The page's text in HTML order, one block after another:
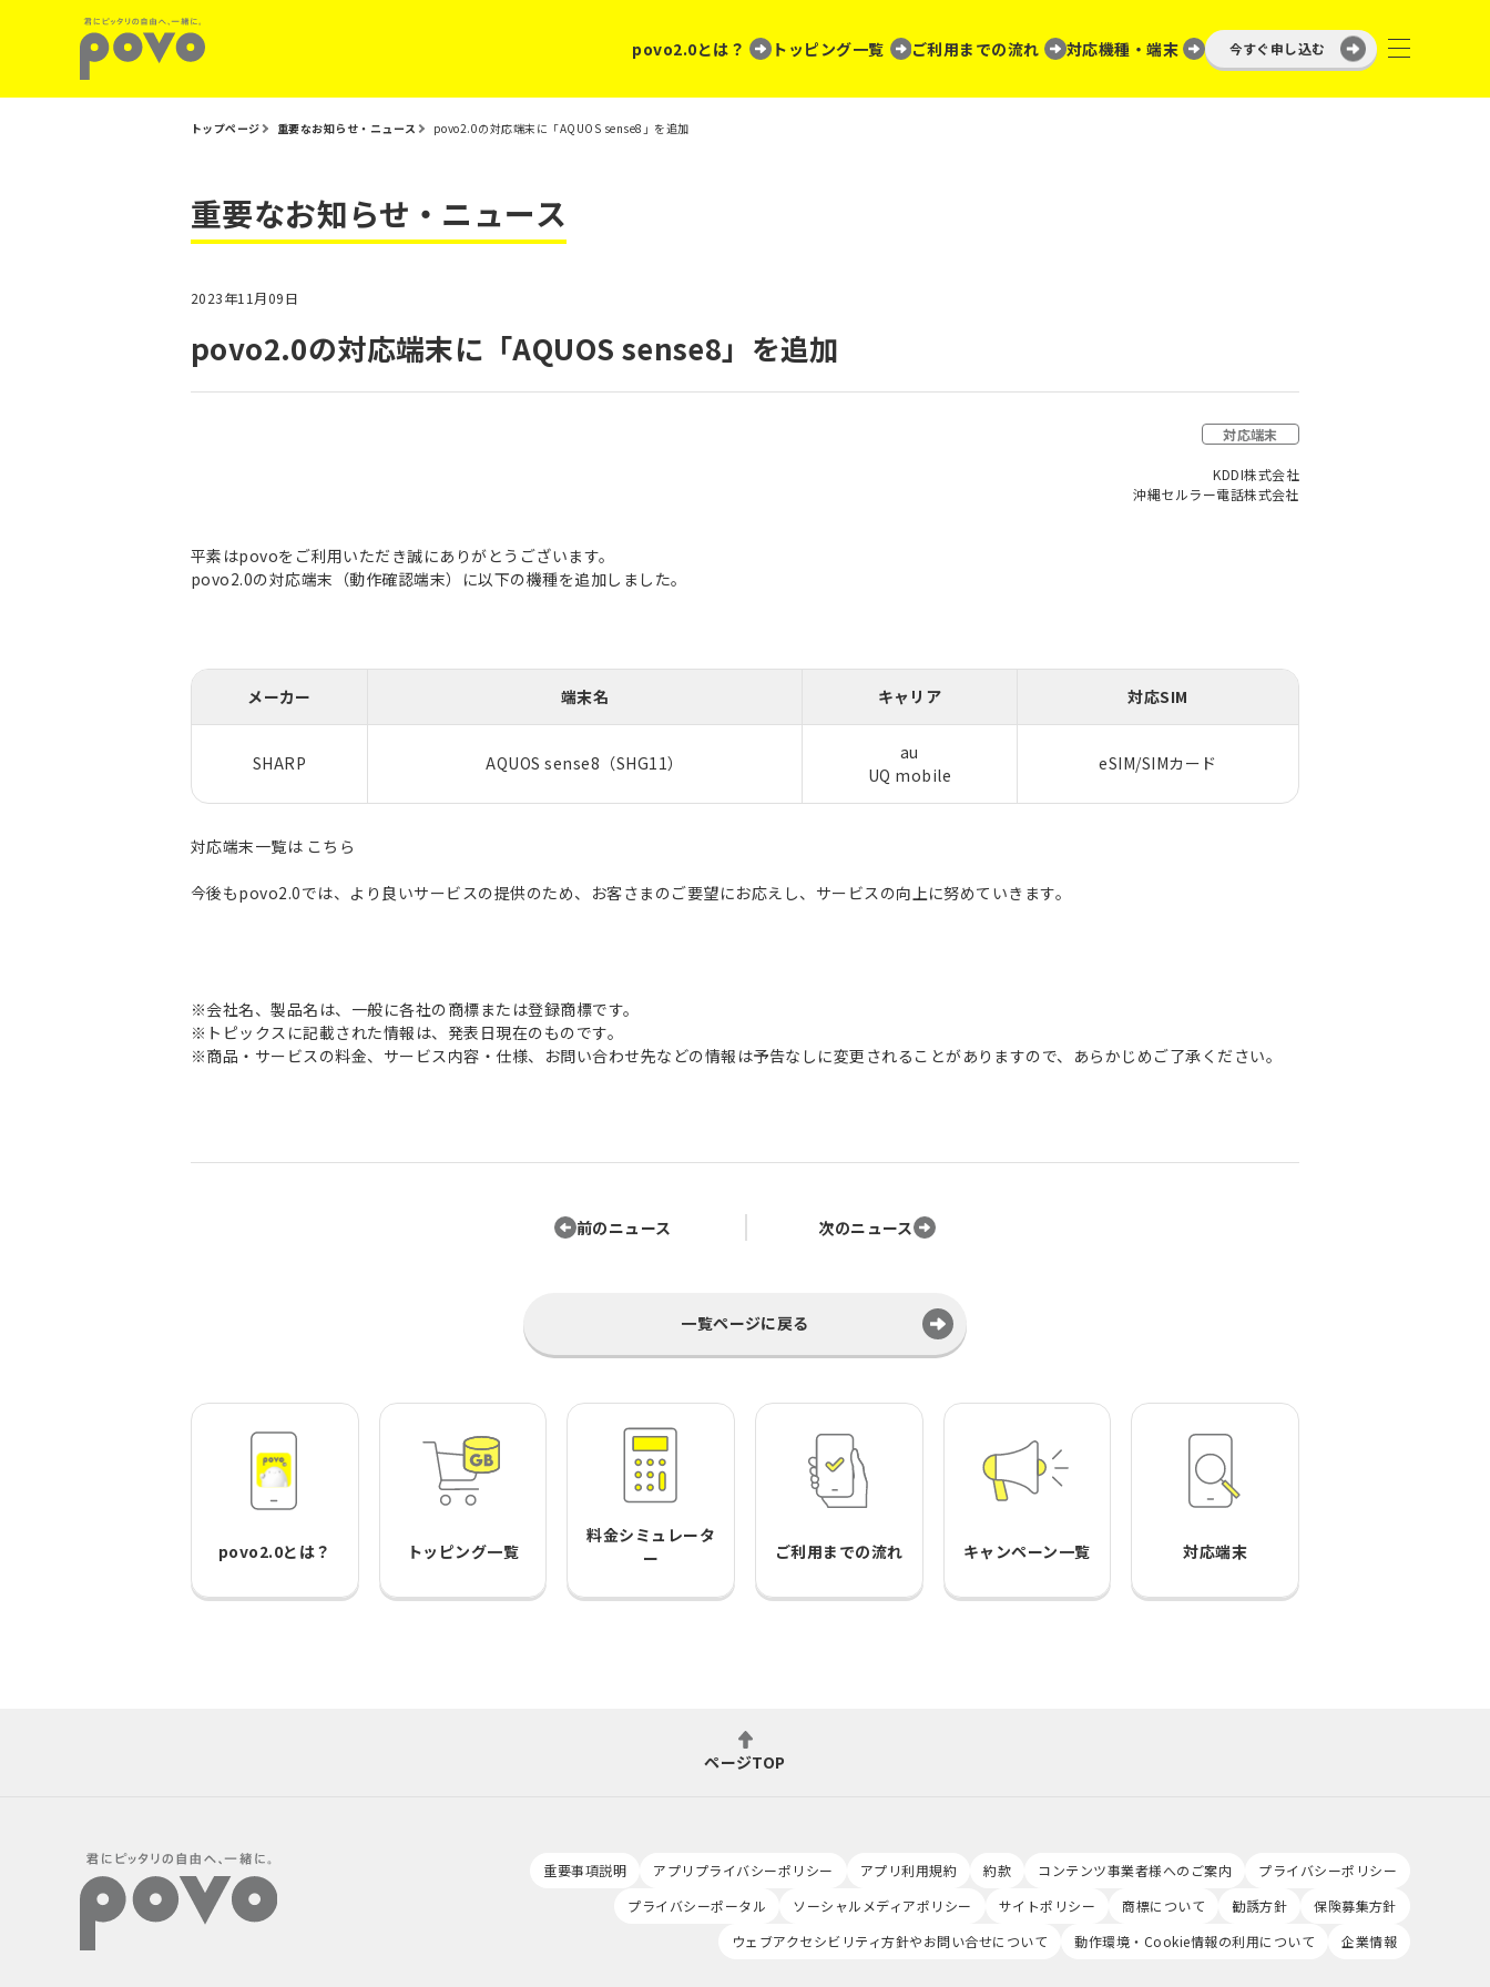
povo2.0とは？ トッピング一覧 ご利用までの流れ 対応機種・端末 今すぐ申し込む
トップページ 重要なお知らせ・ニュース povo2.0の対応端末に「AQUOS sense8」を追加
重要なお知らせ・ニュース
2023年11月09日
povo2.0の対応端末に「AQUOS sense8」を追加
対応端末
KDDI株式会社
沖縄セルラー電話株式会社
平素はpovoをご利用いただき誠にありがとうございます。
povo2.0の対応端末（動作確認端末）に以下の機種を追加しました。
メーカー 端末名 キャリア 対応SIM
SHARP AQUOS sense8（SHG11）
au
UQ mobile
eSIM/SIMカード
対応端末一覧は こちら
今後もpovo2.0では、より良いサービスの提供のため、お客さまのご要望にお応えし、サービスの向上に努めていきます。
※会社名、製品名は、一般に各社の商標または登録商標です。
※トピックスに記載された情報は、発表日現在のものです。
※商品・サービスの料金、サービス内容・仕様、お問い合わせ先などの情報は予告なしに変更されることがありますので、あらかじめご了承ください。
前のニュース 次のニュース
一覧ページに戻る
povo2.0とは？ トッピング一覧
料金シミュレータ
ー
ご利用までの流れ キャンペーン一覧 対応端末
ページTOP
重要事項説明 アプリプライバシーポリシー アプリ利用規約 約款 コンテンツ事業者様へのご案内
プライバシーポリシー
プライバシーポータル
ソーシャルメディアポリシー サイトポリシー 商標について 勧誘方針
保険募集方針
ウェブアクセシビリティ方針やお問い合せについて
動作環境・Cookie情報の利用について 企業情報